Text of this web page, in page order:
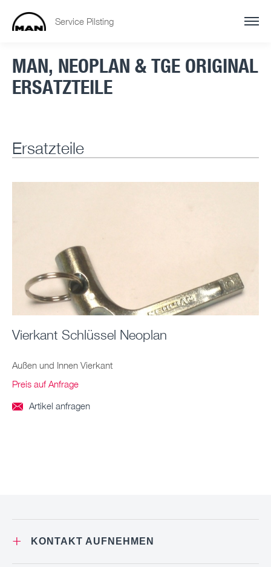
Service Pilsting
MAN, NEOPLAN & TGE ORIGINAL
ERSATZTEILE
Ersatzteile
Vierkant Schlüssel Neoplan
Außen und Innen Vierkant
Preis auf Anfrage
 Artikel anfragen
+ KONTAKT AUFNEHMEN